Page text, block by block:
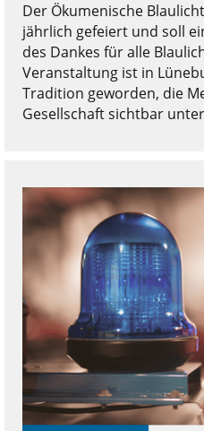
Der Ökumenische
jährlich gefeiert und soll
des Dankes für alle
Veranstaltung ist in
Tradition geworden, die
Gesellschaft sichtbar